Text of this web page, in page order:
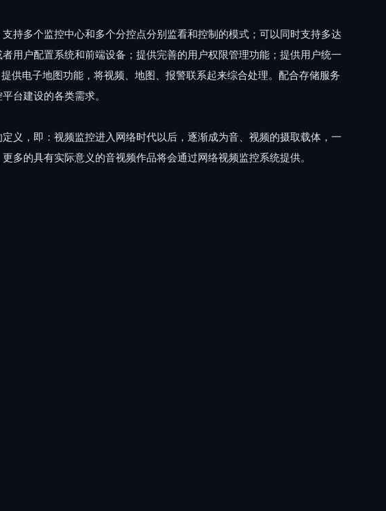
持多个监控中心和多个分控点分别监看和控制的模式；可以同时支持多达
用户配置系统和前端设备；提供完善的用户权限管理功能；提供用户统一
供电子地图功能，将视频、地图、报警联系起来综合处理。配合存储服务
台建设的各类需求。
义，即：视频监控进入网络时代以后，逐渐成为音、视频的摄取载体，一
的具有实际意义的音视频作品将会通过网络视频监控系统提供。